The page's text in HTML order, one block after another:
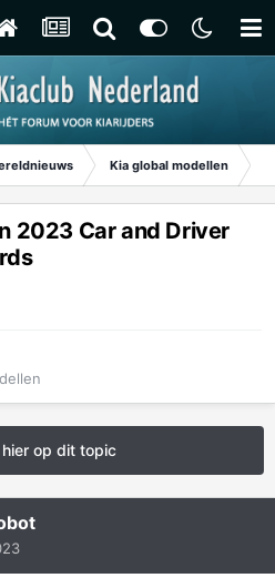
Kia global modellen
2023 Car and Driver
hier op dit topic